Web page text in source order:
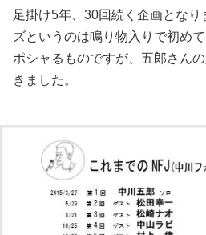
足掛け5年、30回続く企画とな
ズというのは鳴り物入りで初め
ポシャるものですが、五郎さん
きました。